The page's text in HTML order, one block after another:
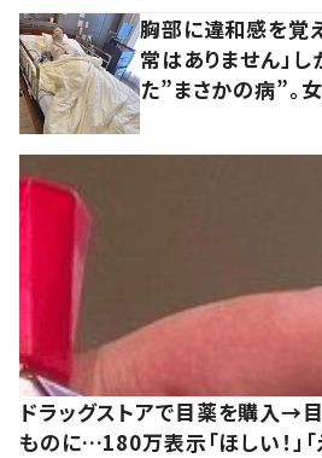
胸部に違和感を覚
常はありません」
た”まさかの病”。
ドラッグストアで目薬を購入→
ものに…180万表示「ほしい！」「